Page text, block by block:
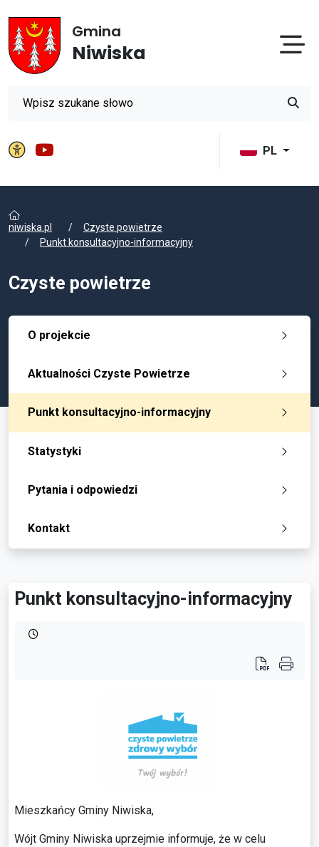
Gmina
Niwiska
PL
Panel ustawień witryny
Gmina Niwiska na YouTube
Wyszukiwarka
niwiska.pl
Czyste powietrze
Punkt konsultacyjno-informacyjny
Czyste powietrze
O projekcie
Aktualności Czyste Powietrze
Punkt konsultacyjno-informacyjny
Statystyki
Pytania i odpowiedzi
Kontakt
Punkt konsultacyjno-informacyjny
Mieszkańcy Gminy Niwiska,
Wójt Gminy Niwiska uprzejmie informuje, że w celu